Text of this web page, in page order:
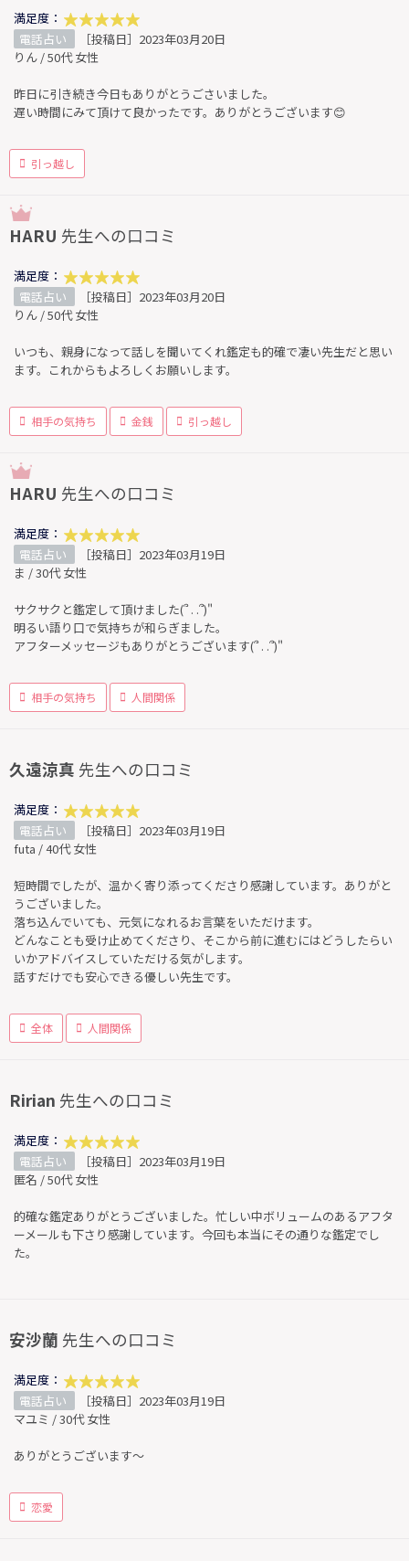
満足度：
電話占い
［投稿日］2023年03月20日
りん / 50代 女性
昨日に引き続き今日もありがとうごさいました。
遅い時間にみて頂けて良かったです。ありがとうございます😊
引っ越し
HARU 先生への口コミ
満足度：
電話占い
［投稿日］2023年03月20日
りん / 50代 女性
いつも、親身になって話しを聞いてくれ鑑定も的確で凄い先生だと思い
ます。これからもよろしくお願いします。
相手の気持ち 金銭 引っ越し
HARU 先生への口コミ
満足度：
電話占い
［投稿日］2023年03月19日
ま / 30代 女性
サクサクと鑑定して頂けました(՞ . .՞)"
明るい語り口で気持ちが和らぎました。
アフターメッセージもありがとうございます(՞ . .՞)"
相手の気持ち 人間関係
久遠涼真 先生への口コミ
満足度：
電話占い
［投稿日］2023年03月19日
futa / 40代 女性
短時間でしたが、温かく寄り添ってくださり感謝しています。ありがと
うございました。
落ち込んでいても、元気になれるお言葉をいただけます。
どんなことも受け止めてくださり、そこから前に進むにはどうしたらい
いかアドバイスしていただける気がします。
話すだけでも安心できる優しい先生です。
全体 人間関係
Ririan 先生への口コミ
満足度：
電話占い
［投稿日］2023年03月19日
匿名 / 50代 女性
的確な鑑定ありがとうございました。忙しい中ボリュームのあるアフタ
ーメールも下さり感謝しています。今回も本当にその通りな鑑定でし
た。
安沙蘭 先生への口コミ
満足度：
電話占い
［投稿日］2023年03月19日
マユミ / 30代 女性
ありがとうございます～
恋愛